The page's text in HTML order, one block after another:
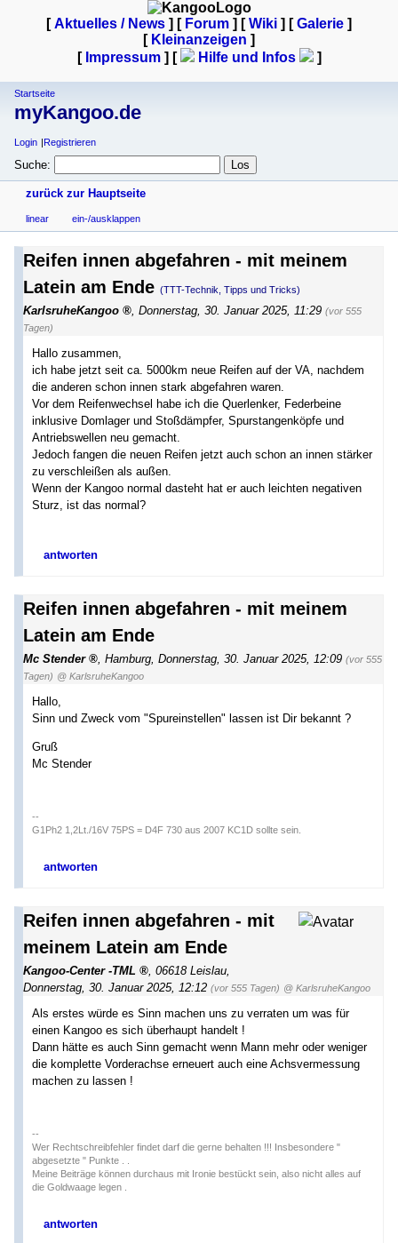
[Aktuelles / News ] [ Forum ] [Wiki ] [Galerie ]
[ Kleinanzeigen ]
[ Impressum] [ Hilfe und Infos ]
Startseite
myKangoo.de
Login Registrieren
Suche:
zurück zur Hauptseite
linear ein-/ausklappen
Reifen innen abgefahren - mit meinem
Latein am Ende (TTT-Technik, Tipps und Tricks)
KarlsruheKangoo Donnerstag, 30. Januar 2025, 11:29 (vor 555
Tagen)
Hallo zusammen,
ich habe jetzt seit ca. 5000km neue Reifen auf der VA, nachdem
die anderen schon innen stark abgefahren waren.
Vor dem Reifenwechsel habe ich die Querlenker, Federbeine
inklusive Domlager und Stoßdämpfer, Spurstangenköpfe und
Antriebswellen neu gemacht.
Jedoch fangen die neuen Reifen jetzt auch schon an innen stärker
zu verschleißen als außen.
Wenn der Kangoo normal dasteht hat er auch leichten negativen
Sturz, ist das normal?
antworten
Reifen innen abgefahren - mit meinem
Latein am Ende
Mc Stender Hamburg Donnerstag, 30. Januar 2025, 12:09 (vor 555
Tagen) @ KarlsruheKangoo
Hallo,
Sinn und Zweck vom "Spureinstellen" lassen ist Dir bekannt ?
Gruß
Mc Stender
--
G1Ph2 1,2Lt./16V 75PS = D4F 730 aus 2007 KC1D sollte sein.
antworten
Reifen innen abgefahren - mit
meinem Latein am Ende
Kangoo-Center -TML 06618 Leislau
Donnerstag, 30. Januar 2025, 12:12 (vor 555 Tagen) @ KarlsruheKangoo
Als erstes würde es Sinn machen uns zu verraten um was für
einen Kangoo es sich überhaupt handelt !
Dann hätte es auch Sinn gemacht wenn Mann mehr oder weniger
die komplette Vorderachse erneuert auch eine Achsvermessung
machen zu lassen !
--
Wer Rechtschreibfehler findet darf die gerne behalten !!! Insbesondere "
abgesetzte " Punkte . .
Meine Beiträge können durchaus mit Ironie bestückt sein, also nicht alles auf
die Goldwaage legen .
antworten